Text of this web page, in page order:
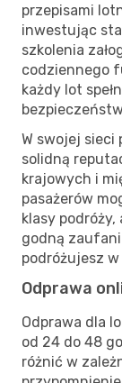
przepisami
inwestując
szkolenia
codziennego
każdy lot
W swojej sieci
solidną
krajowych i
pasażerów
klasy
godną
podróżujesz
Odprawa
Odprawa dla
od 24 do 48
różnić w